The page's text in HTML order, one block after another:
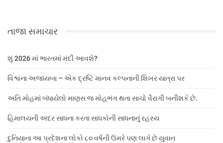
તાજા સમાચાર
શું 2026 માં ભારતમાં મંદી આવશે?
વિશ્વના અજાયબા – એક દ્રષ્ટિ માનવ કલ્પનાની શિખર યાત્રા પર
અતિ મોહમાં બંધાયેલો માણસ જ મોહભંગ થતા સાચો વૈરાગી બનીશકે છે.
હિમાલયની અંદર સાધના કરતા સાધકોની સાધનાનું રહસ્ય
દુનિયાના આ પ્રદેશના લોકો ૮૦ વર્ષની ઉંમરે પણ લાગે છે યુવાન